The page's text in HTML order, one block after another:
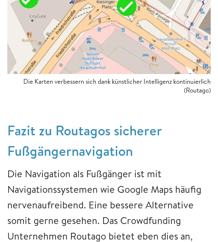
Die Karten verbessern sich dank künstlicher Intelligenz kontinuierlich
(Routago)
Fazit zu Routagos sicherer
Fußgängernavigation
Die Navigation als Fußgänger ist mit
Navigationssystemen wie Google Maps häufig
nervenaufreibend. Eine bessere Alternative
somit gerne gesehen. Das Crowdfunding
Unternehmen Routago bietet eben dies an,